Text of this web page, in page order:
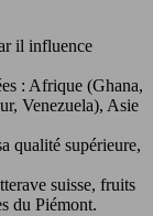
il influence
: Afrique (Ghana,
Venezuela), Asie
qualité supérieure,
suisse, fruits
du Piémont.